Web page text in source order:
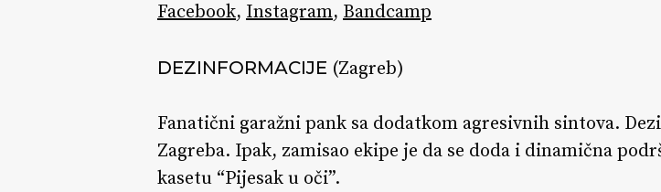
Facebook, Instagram, Bandcamp
DEZINFORMACIJE (Zagreb)
Fanatični garažni pank sa dodatkom agresivnih sintova.
Zagreba. Ipak, zamisao ekipe je da se doda i dinamična
kasetu “Pijesak u oči”.